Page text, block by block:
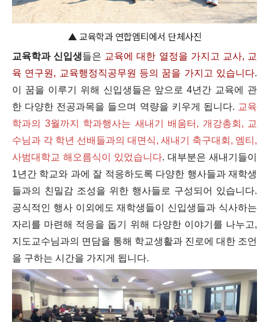
▲ 교육학과 연합엠티에서 단체사진
교육학과 신입생들은 교육에 대한 열정을 가지고 교사, 교
육 연구원, 교육행정직공무원 등의 꿈을 가지고 있습니다.
이 꿈을 이루기 위해 신입생들은 앞으로 4년간 교육에 관
한 다양한 전공과목을 들으며 역량을 키우게 됩니다. 교육
학과의 3월까지 학과행사는 새내기 배움터, 개강총회, 교
수님과 각 학년 선배들과의 대면식, 새내기 축구대회, 엠티,
사범대학교 해오름식이 있었습니다. 대부분은 새내기들이
1년간 학교와 과에 잘 적응하도록 다양한 행사들과 재학생
들과의 친밀감 조성을 위한 행사들로 구성되어 있습니다.
공식적인 행사 이외에도 재학생들이 신입생들과 식사하는
자리를 마련해 적응을 돕기 위해 다양한 이야기를 나누고,
지도교수님과의 면담을 통해 학교생활과 진로에 대한 조언
을 구하는 시간을 가지게 됩니다.